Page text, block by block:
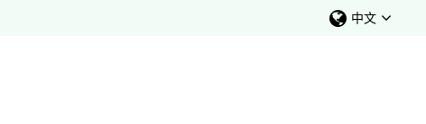
中文